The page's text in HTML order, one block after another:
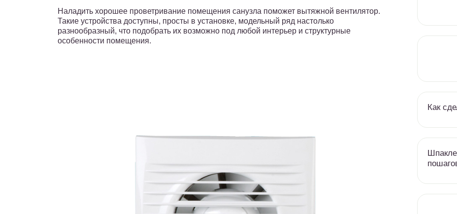
Наладить хорошее проветривание помещения санузла поможет вытяжной вентилятор.
Такие устройства доступны, просты в установке, модельный ряд настолько
разнообразный, что подобрать их возможно под любой интерьер и структурные
особенности помещения.
Как